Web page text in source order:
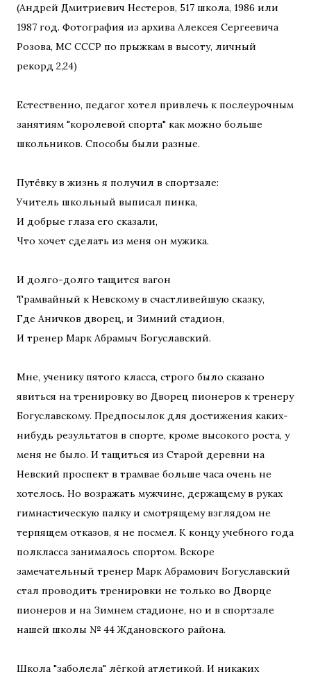
(Андрей Дмитриевич Нестеров, 517 школа, 1986 или
1987 год. Фотография из архива Алексея Сергеевича
Розова, МС СССР по прыжкам в высоту, личный
рекорд 2,24)
Естественно, педагог хотел привлечь к послеурочным
занятиям "королевой спорта" как можно больше
школьников. Способы были разные.
Путёвку в жизнь я получил в спортзале:
Учитель школьный выписал пинка,
И добрые глаза его сказали,
Что хочет сделать из меня он мужика.
И долго-долго тащится вагон
Трамвайный к Невскому в счастливейшую сказку,
Где Аничков дворец, и Зимний стадион,
И тренер Марк Абрамыч Богуславский.
Мне, ученику пятого класса, строго было сказано
явиться на тренировку во Дворец пионеров к тренеру
Богуславскому. Предпосылок для достижения каких-
нибудь результатов в спорте, кроме высокого роста, у
меня не было. И тащиться из Старой деревни на
Невский проспект в трамвае больше часа очень не
хотелось. Но возражать мужчине, держащему в руках
гимнастическую палку и смотрящему взглядом не
терпящем отказов, я не посмел. К концу учебного года
полкласса занималось спортом. Вскоре
замечательный тренер Марк Абрамович Богуславский
стал проводить тренировки не только во Дворце
пионеров и на Зимнем стадионе, но и в спортзале
нашей школы № 44 Ждановского района.
Школа "заболела" лёгкой атлетикой. И никаких